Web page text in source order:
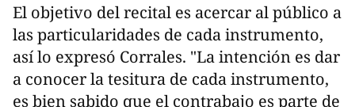
El objetivo del recital es acercar al público a
las particularidades de cada instrumento,
así lo expresó Corrales. "La intención es dar
a conocer la tesitura de cada instrumento,
es bien sabido que el contrabajo es parte de